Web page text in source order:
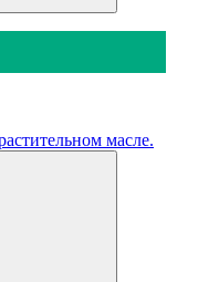
масле.